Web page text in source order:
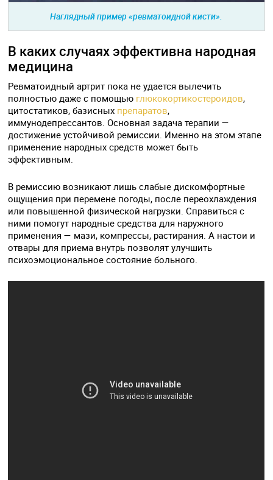
Наглядный пример «ревматоидной кисти».
В каких случаях эффективна народная
медицина
Ревматоидный артрит пока не удается вылечить
полностью даже с помощью глюкокортикостероидов,
цитостатиков, базисных препаратов,
иммунодепрессантов. Основная задача терапии —
достижение устойчивой ремиссии. Именно на этом этапе
применение народных средств может быть
эффективным.
В ремиссию возникают лишь слабые дискомфортные
ощущения при перемене погоды, после переохлаждения
или повышенной физической нагрузки. Справиться с
ними помогут народные средства для наружного
применения — мази, компрессы, растирания. А настои и
отвары для приема внутрь позволят улучшить
психоэмоциональное состояние больного.